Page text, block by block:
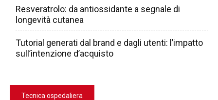
Resveratrolo: da antiossidante a segnale di
longevità cutanea
Tutorial generati dal brand e dagli utenti: l’impatto
sull’intenzione d’acquisto
Tecnica ospedaliera